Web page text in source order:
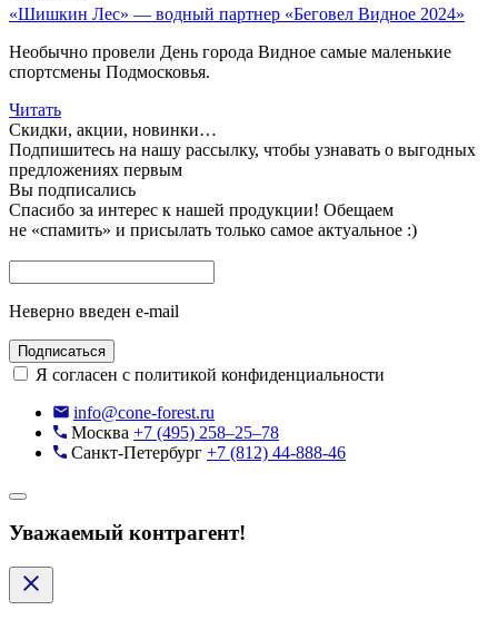
«Шишкин Лес» — водный партнер «Беговел Видное 2024»
Необычно провели День города Видное самые маленькие
спортсмены Подмосковья.
Читать
Скидки, акции, новинки…
Подпишитесь на нашу рассылку, чтобы узнавать о выгодных
предложениях первым
Вы подписались
Спасибо за интерес к нашей продукции! Обещаем
не «спамить» и присылать только самое актуальное :)
Неверно введен e-mail
Подписаться
Я согласен с политикой конфиденциальности
info@cone-forest.ru
Москва +7 (495) 258–25–78
Санкт-Петербург +7 (812) 44-888-46
Уважаемый контрагент!